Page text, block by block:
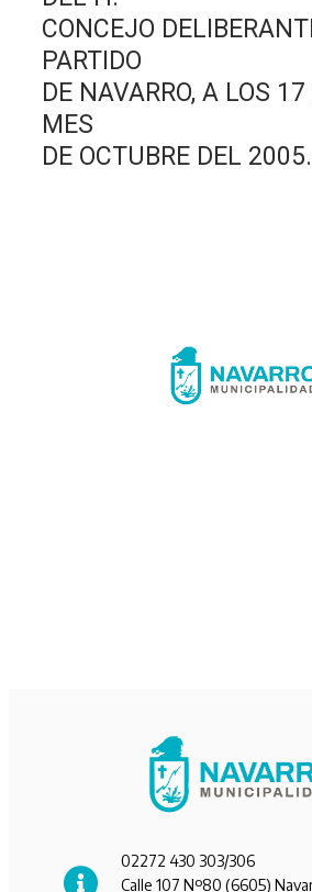
CONCEJO
PARTIDO
DE NAVARRO, A LOS
MES
DE OCTUBRE DEL
02272 430 303/306
Calle 107 Nº80 (6605)